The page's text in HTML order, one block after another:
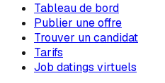
Tableau de bord
Publier une offre
Trouver un candidat
Tarifs
Job datings virtuels